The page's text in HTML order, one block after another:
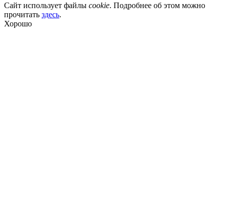
Сайт использует файлы cookie. Подробнее об этом можно
прочитать здесь.
Хорошо